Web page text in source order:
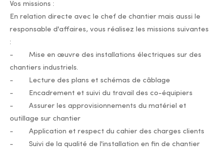
Vos missions :
En relation directe avec le chef de chantier mais aussi le
responsable d'affaires, vous réalisez les missions suivantes
:
- Mise en œuvre des installations électriques sur des
chantiers industriels.
- Lecture des plans et schémas de câblage
- Encadrement et suivi du travail des co-équipiers
- Assurer les approvisionnements du matériel et
outillage sur chantier
- Application et respect du cahier des charges clients
- Suivi de la qualité de l'installation en fin de chantier